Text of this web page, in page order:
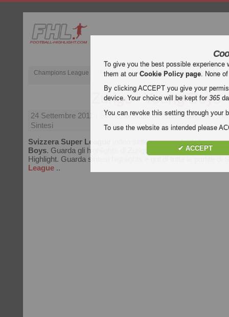
Champions League Premier League inglese Liga spagnola
Zurigo - Young Boys
24 Settembre 2011
| Svizzera Super League | Zurigo vs
Sintesi
Svizzera Super League
video sintesi highlights della partita
Boys. Guarda gli highlights di Zurigo - Young Boys gratis su
Highlight. Guarda sintesi highlights e gol di tutte le partite di
League ..
To give you the best possible
them at ourCookie Policy page. None
By clicking ACCEPT you give your
device. Your choice will be kept for365
You can revoke this setting through your
To use the website as intended please
✔ ACCEPT